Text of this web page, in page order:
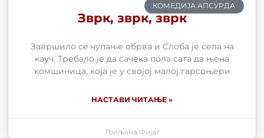
КОМЕДИЈА АПСУРДА
Зврк, зврк, зврк
Завршило се чупање обрва и Слоба је села на
кауч. Требало је да сачека пола сата да њена
комшиница, која је у својој малој гарсоњери
НАСТАВИ ЧИТАЊЕ »
Љиљана Фијат